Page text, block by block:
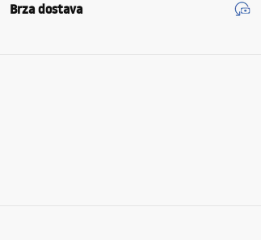
Brza dostava